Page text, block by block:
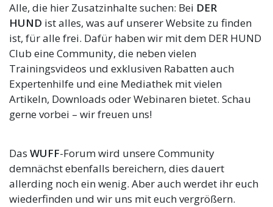
Alle, die hier Zusatzinhalte suchen: Bei DER
HUND ist alles, was auf unserer Website zu finden
ist, für alle frei. Dafür haben wir mit dem DER HUND
Club eine Community, die neben vielen
Trainingsvideos und exklusiven Rabatten auch
Expertenhilfe und eine Mediathek mit vielen
Artikeln, Downloads oder Webinaren bietet. Schau
gerne vorbei – wir freuen uns!
Das WUFF-Forum wird unsere Community
demnächst ebenfalls bereichern, dies dauert
allerding noch ein wenig. Aber auch werdet ihr euch
wiederfinden und wir uns mit euch vergrößern.